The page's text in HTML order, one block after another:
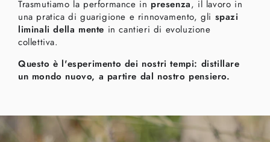
Trasmutiamo la performance in presenza, il lavoro in
una pratica di guarigione e rinnovamento, gli spazi
liminali della mente in cantieri di evoluzione
collettiva.
Questo è l'esperimento dei nostri tempi: distillare
un mondo nuovo, a partire dal nostro pensiero.